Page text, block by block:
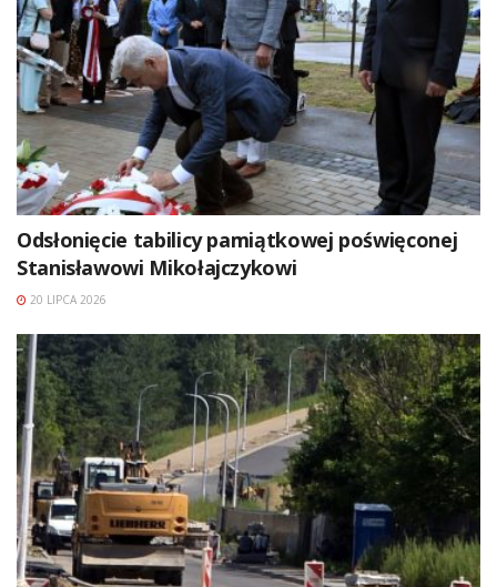
Odsłonięcie tabilicy pamiątkowej poświęconej
Stanisławowi Mikołajczykowi
20 LIPCA 2026